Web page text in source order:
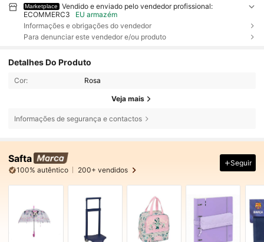
Marketplace
Vendido e enviado pelo vendedor profissional:
ECOMMERC3
EU armazém
Informações e obrigações do vendedor
Para denunciar este vendedor e/ou produto
Detalhes Do Produto
Cor: Rosa
Veja mais
Informações de segurança e contactos
Safta
100% autêntico 200+ vendidos
Seguir